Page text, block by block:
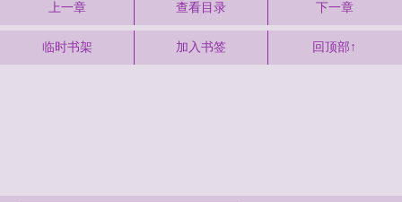
上一章 查看目录 下一章
临时书架 加入书签 回顶部↑